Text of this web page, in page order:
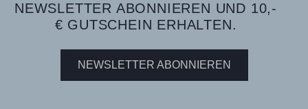
NEWSLETTER ABONNIEREN UND 10,-
€ GUTSCHEIN ERHALTEN.
NEWSLETTER ABONNIEREN